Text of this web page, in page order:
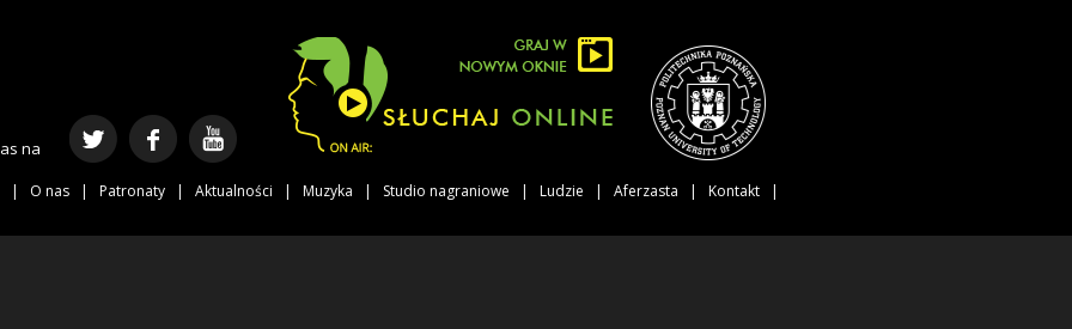
na
O nas Patronaty Aktualności Muzyka Studio nagraniowe Ludzie Aferzasta
Kontakt